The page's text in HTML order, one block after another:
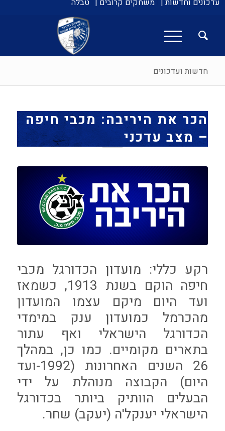
עדכונים וחדשות | משחקים קרובים | טבלה
חדשות ועדכונים
הכר את היריבה: מכבי חיפה
– מצב עדכני
רקע כללי: מועדון הכדורגל מכבי
חיפה הוקם בשנת 1913, כשמאז
ועד היום מיקם עצמו המועדון
מהכרמל כמועדון ענק במימדי
הכדורגל הישראלי ואף עתור
בתארים מקומיים. כמו כן, במהלך
26 השנים האחרונות (1992-ועד
היום) הקבוצה מנוהלת על ידי
הבעלים הוותיק ביותר בכדורגל
הישראלי יענקל'ה (יעקב) שחר.